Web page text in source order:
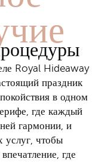
Royal Hideaway
праздник
в одном
где каждый
гармонии, и
услуг, чтобы
где